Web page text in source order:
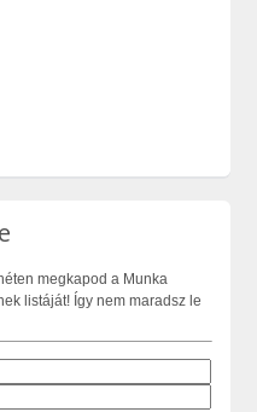
megkapod a Munka
listáját! Így nem maradsz le